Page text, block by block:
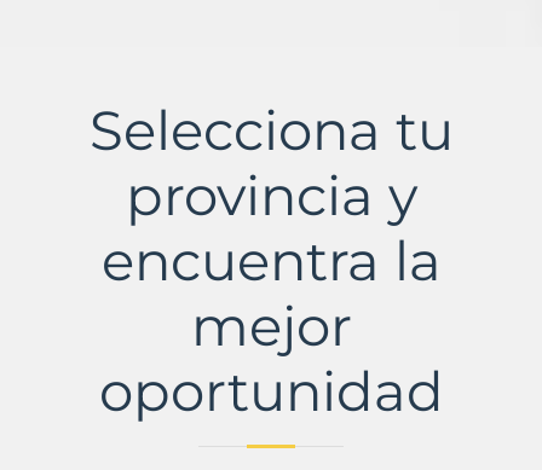
Selecciona tu
provincia y
encuentra la
mejor
oportunidad